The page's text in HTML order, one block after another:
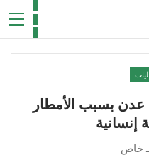
بسبب الأمطار
إنسانية
خاص